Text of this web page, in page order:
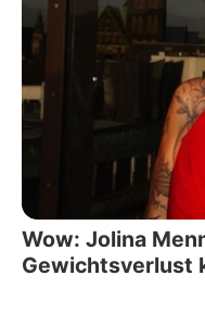
Wow: Jolina
Gewichtsverlust